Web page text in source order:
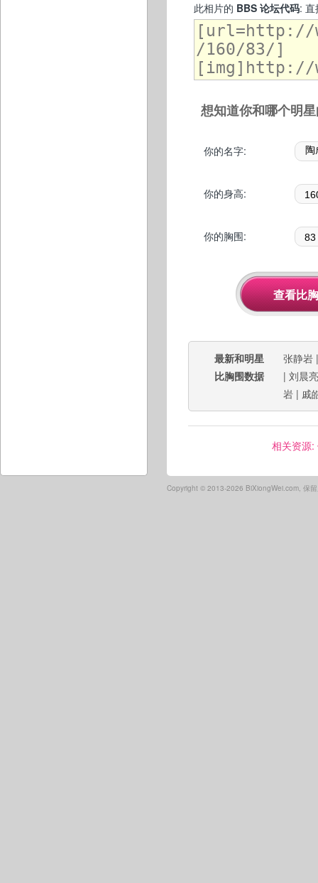
此相片的 BBS 论坛代码: 直
想知道你和哪个明
你的名字:
你的身高:
你的胸围:
最新和明星
比胸围数据
张静岩
| 刘晨亮
岩 | 戚
相关资源:
Copyright © 2013-2026 BiXiongWei.com, 保